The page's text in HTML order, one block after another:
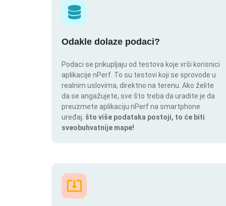
Odakle dolaze podaci?
Podaci se prikupljaju od testova koje vrši korisnici
aplikacije nPerf. To su testovi koji se sprovode u
realnim uslovima, direktno na terenu. Ako želite
da se angažujete, sve što treba da uradite je da
preuzmete aplikaciju nPerf na smartphone
uređaj. što više podataka postoji, to će biti
sveobuhvatnije mape!